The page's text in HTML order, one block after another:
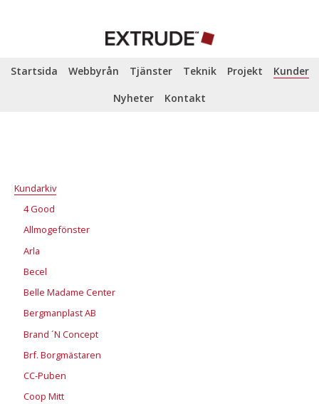
Startsida Webbyrån Tjänster Teknik Projekt
Kunder
Nyheter
Kontakt
Kundarkiv
4 Good
Allmogefönster
Arla
Becel
Belle Madame Center
Bergmanplast AB
Brand ´N Concept
Brf. Borgmästaren
CC-Puben
Coop Mitt